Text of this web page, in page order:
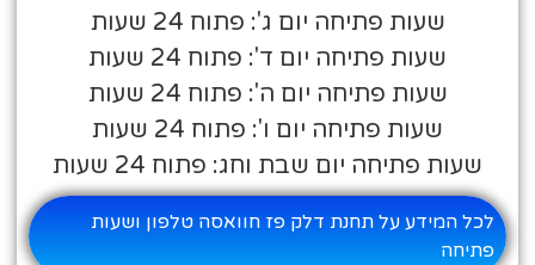
שעות פתיחה יום ג': פתוח 24 שעות
שעות פתיחה יום ד': פתוח 24 שעות
שעות פתיחה יום ה': פתוח 24 שעות
שעות פתיחה יום ו': פתוח 24 שעות
שעות פתיחה יום שבת וחג: פתוח 24 שעות
לכל המידע על תחנת דלק פז חוואסה טלפון ושעות
פתיחה